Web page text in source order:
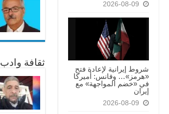
2026-08-09
شروط إيرانية لإعادة فتح
«هرمز»… وفانس: أميركا
في «خضم المواجهة» مع
إيران
2026-08-09
ثقافة وادب